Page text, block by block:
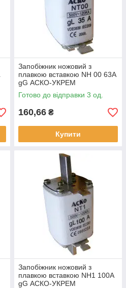
Запобіжник ножовий з
плавкою вставкою NH 00 63A
gG АСКО-УКРЕМ
Готово до відправки 3 од.
160,66 ₴
Купити
Запобіжник ножовий з
плавкою вставкою NH1 100A
gG АСКО-УКРЕМ